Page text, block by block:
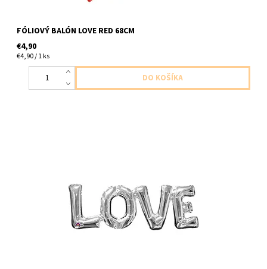
FÓLIOVÝ BALÓN LOVE RED 68CM
€4,90
€4,90 / 1 ks